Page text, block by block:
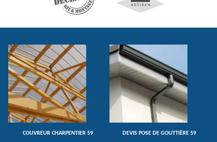
COUVREUR CHARPENTIER 59 DEVIS POSE DE GOUTTIÈRE 59